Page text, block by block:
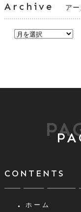
Archive ア
CONTENTS
ホーム